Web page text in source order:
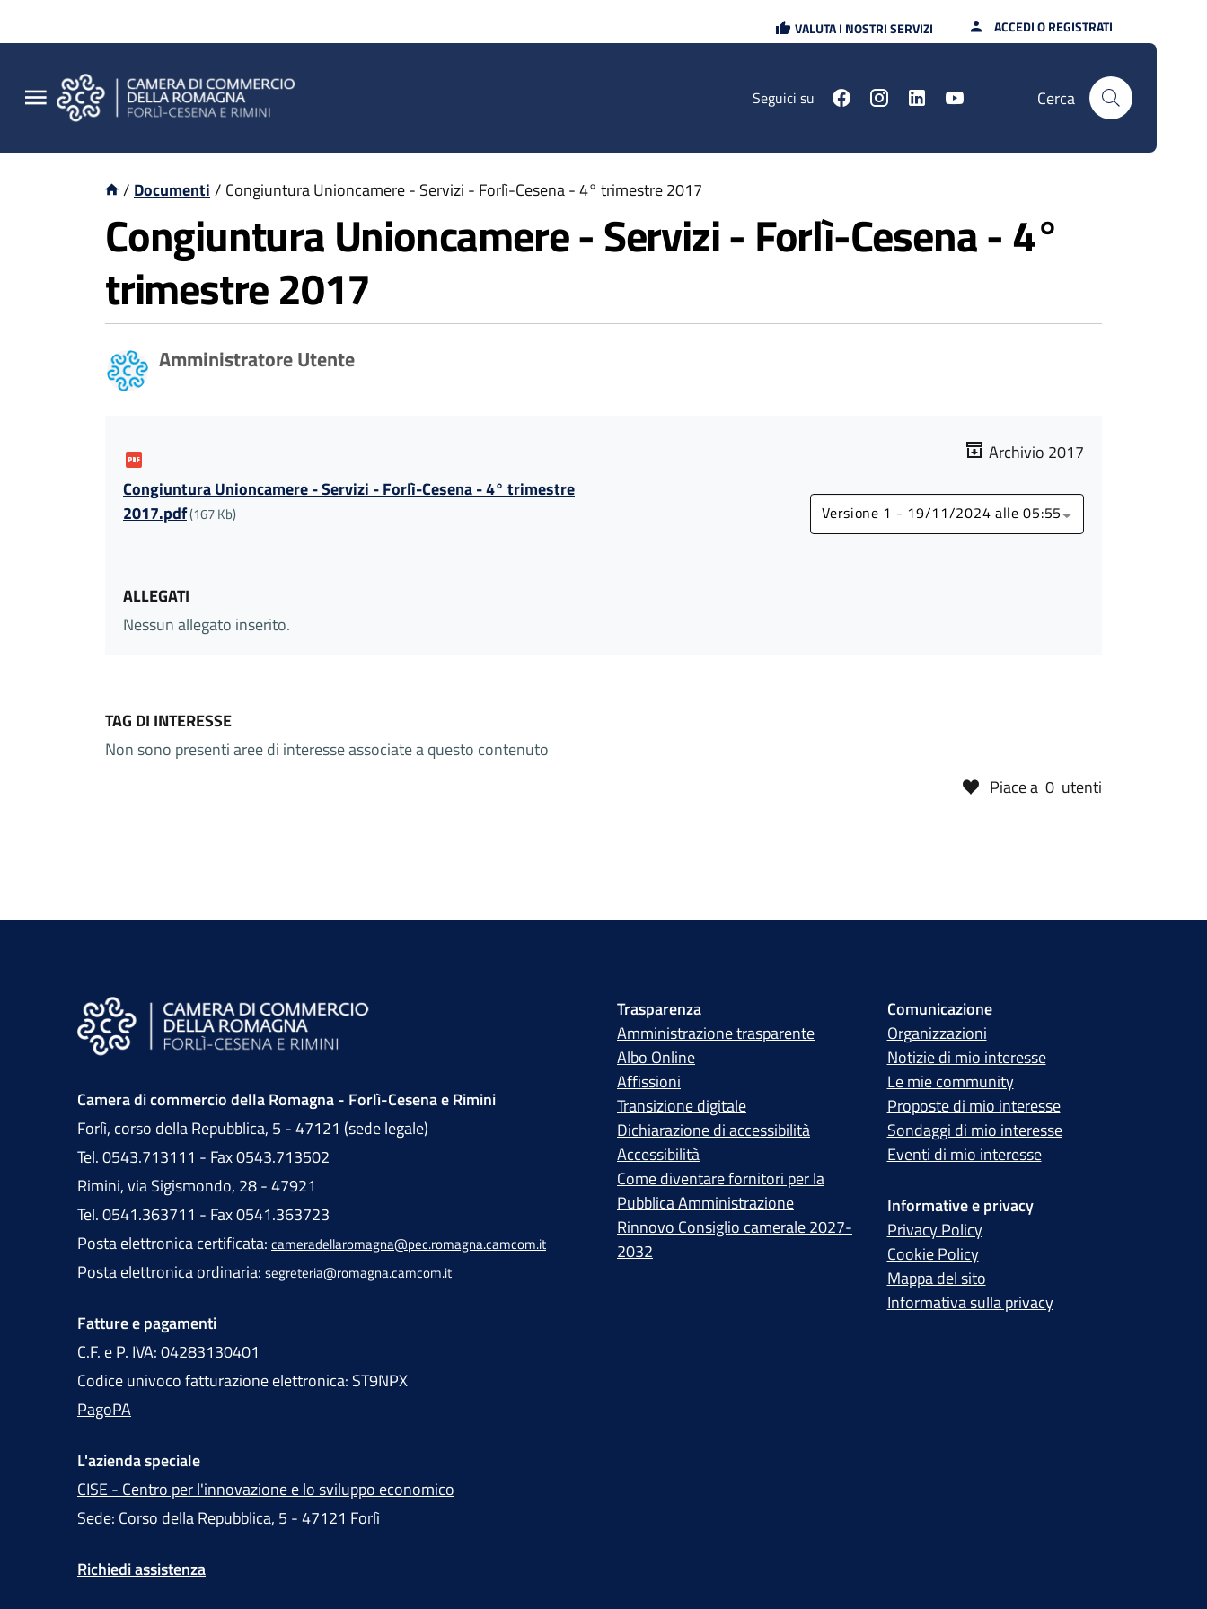
VALUTA I NOSTRI SERVIZI ACCEDI O REGISTRATI
Seguici su Cerca
/ Documenti / Congiuntura Unioncamere - Servizi - Forlì-Cesena - 4° trimestre 2017
Congiuntura Unioncamere - Servizi - Forlì-Cesena - 4°
trimestre 2017
Amministratore Utente
Congiuntura Unioncamere - Servizi - Forlì-Cesena - 4° trimestre
2017.pdf(167 Kb)
Archivio 2017
Versione 1 - 19/11/2024 alle 05:55
ALLEGATI
Nessun allegato inserito.
TAG DI INTERESSE
Non sono presenti aree di interesse associate a questo contenuto
Piace a 0 utenti
Camera di commercio della Romagna - Forlì-Cesena e Rimini
Forlì, corso della Repubblica, 5 - 47121 (sede legale)
Tel. 0543.713111 - Fax 0543.713502
Rimini, via Sigismondo, 28 - 47921
Tel. 0541.363711 - Fax 0541.363723
Posta elettronica certificata: cameradellaromagna@pec.romagna.camcom.it
Posta elettronica ordinaria: segreteria@romagna.camcom.it
Fatture e pagamenti
C.F. e P. IVA: 04283130401
Codice univoco fatturazione elettronica: ST9NPX
PagoPA
L'azienda speciale
CISE - Centro per l'innovazione e lo sviluppo economico
Sede: Corso della Repubblica, 5 - 47121 Forlì
Trasparenza
Amministrazione trasparente
Albo Online
Affissioni
Transizione digitale
Dichiarazione di accessibilità
Accessibilità
Come diventare fornitori per la
Pubblica Amministrazione
Rinnovo Consiglio camerale 2027-
2032
Comunicazione
Organizzazioni
Notizie di mio interesse
Le mie community
Proposte di mio interesse
Sondaggi di mio interesse
Eventi di mio interesse
Informative e privacy
Privacy Policy
Cookie Policy
Mappa del sito
Informativa sulla privacy
Richiedi assistenza